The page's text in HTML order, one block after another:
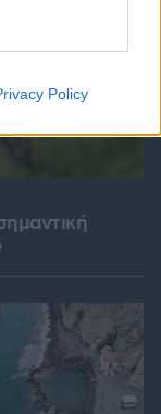
Policy